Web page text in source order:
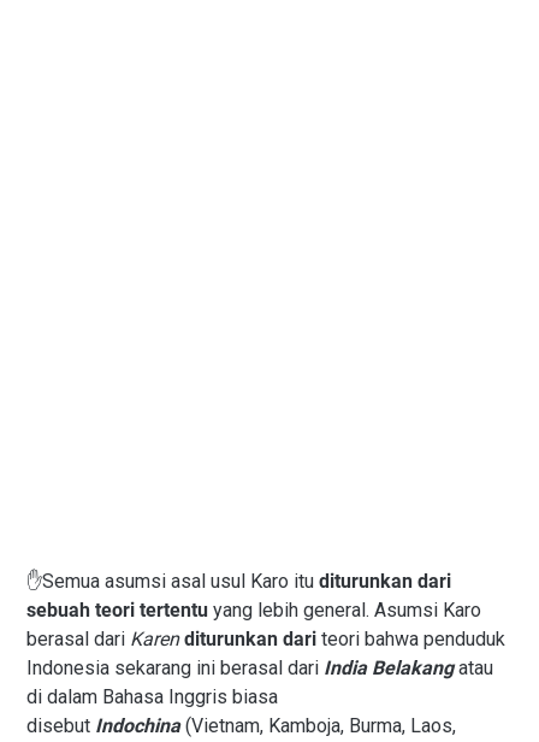
✋Semua asumsi asal usul Karo itu diturunkan dari
sebuah teori tertentu yang lebih general. Asumsi Karo
berasal dari Karen diturunkan dari teori bahwa penduduk
Indonesia sekarang ini berasal dari India Belakang atau
di dalam Bahasa Inggris biasa
disebut Indochina(Vietnam, Kamboja, Burma, Laos,